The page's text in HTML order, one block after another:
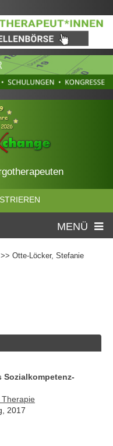
MENÜ
>> Otte-Löcker, Stefanie
Sozialkompetenz-
2017